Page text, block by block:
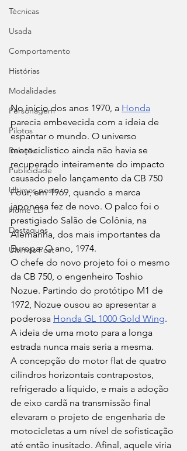
Técnicas
Usada
Comportamento
Histórias
Modalidades
Personagem
Pilotos
Relação
Publicidade
Ultimos posts
Home LD
Destaques
Últimos Post
No início dos anos 1970, a Honda
parecia embevecida com a ideia de
espantar o mundo. O universo
motociclístico ainda não havia se
recuperado inteiramente do impacto
causado pelo lançamento da CB 750
Four, em 1969, quando a marca
japonesa fez de novo. O palco foi o
prestigiado Salão de Colônia, na
Alemanha, dos mais importantes da
Europa. O ano, 1974.
O chefe do novo projeto foi o mesmo
da CB 750, o engenheiro Toshio
Nozue. Partindo do protótipo M1 de
1972, Nozue ousou ao apresentar a
poderosa Honda GL 1000 Gold Wing.
A ideia de uma moto para a longa
estrada nunca mais seria a mesma.
A concepção do motor flat de quatro
cilindros horizontais contrapostos,
refrigerado a líquido, e mais a adoção
de eixo cardã na transmissão final
elevaram o projeto de engenharia de
motocicletas a um nível de sofisticação
até então inusitado. Afinal, aquele viria